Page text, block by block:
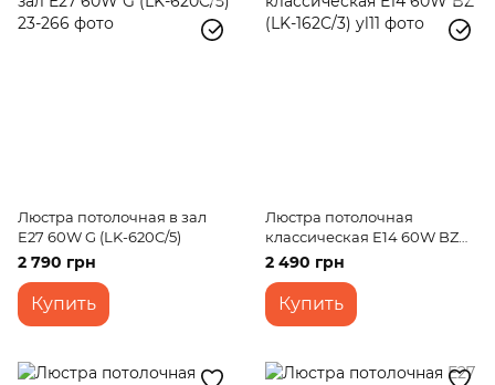
Люстра потолочная в зал
E27 60W G (LK-620C/5)
2 790 грн
Купить
Люстра потолочная
классическая E14 60W BZ
(LK-162C/3)
2 490 грн
Купить